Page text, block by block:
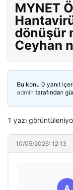
MYNET
dönüşür
Ceyhan
Bu konu 0 yanıt
admin tarafından
1 yazı
10/05/2026: 12:13
A